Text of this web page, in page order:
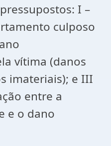
I –
culposo
vítima (danos
imateriais); e III
entre a
e o dano